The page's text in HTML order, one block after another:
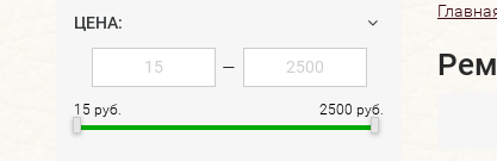
ЦЕНА:
—
15 руб. 2500 руб.